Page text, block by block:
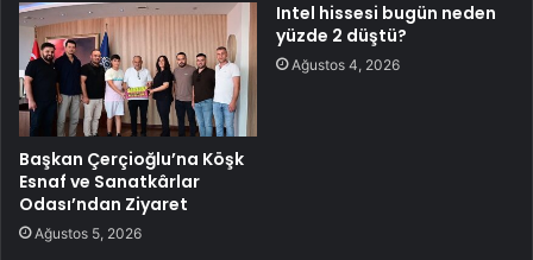
Başkan Çerçioğlu’na Köşk
Esnaf ve Sanatkârlar
Odası’ndan Ziyaret
Ağustos 5, 2026
Intel hissesi bugün neden
yüzde 2 düştü?
Ağustos 4, 2026